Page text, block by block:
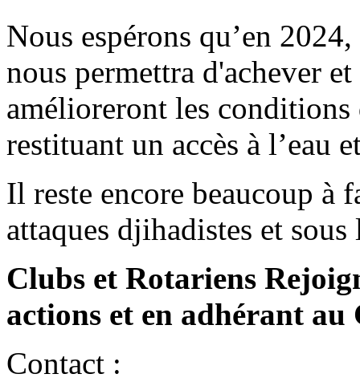
Nous espérons qu’en
nous permettra d'achever
amélioreront les
restituant un accès à l’eau
Il reste encore beaucoup à
attaques djihadistes et
Clubs et Rotariens
actions et en adhérant au
Contact :